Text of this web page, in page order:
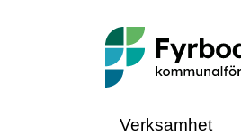
Verksamhet